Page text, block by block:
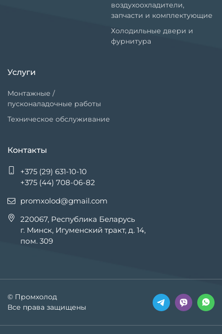
воздухоохладители,
запчасти и комплектующие
Холодильные двери и
фурнитура
Услуги
Монтажные /
пусконаладочные работы
Техническое обслуживание
Контакты
+375 (29) 631-10-10
+375 (44) 708-06-82
promxolod@gmail.com
220067, Республика Беларусь
г. Минск, Игуменский тракт, д. 14,
пом. 309
© Промхолод
Все права защищены